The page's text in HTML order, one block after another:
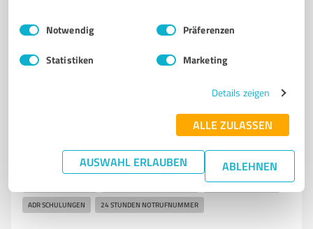
Impressum Datenschutzbestimmungen
Einwilligungsauswahl
Notwendig Präferenzen
Statistiken Marketing
Details zeigen
ALLE ZULASSEN
AUSWAHL ERLAUBEN ABLEHNEN
8Bewertungen
Gefahrgut und Ladungssicherung
LADUNGSSICHERUNG
ADR SCHULUNGEN 24 STUNDEN NOTRUFNUMMER